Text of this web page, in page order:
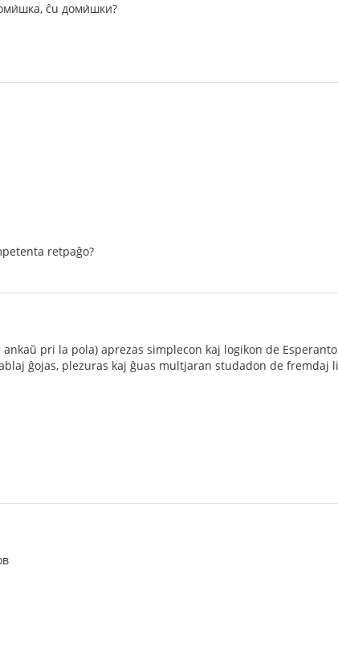
ĉu доми́шки?
retpaĝo?
pri la pola) aprezas simplecon kaj logikon de
ĝojas, plezuras kaj ĝuas multjaran studadon de fremdaj